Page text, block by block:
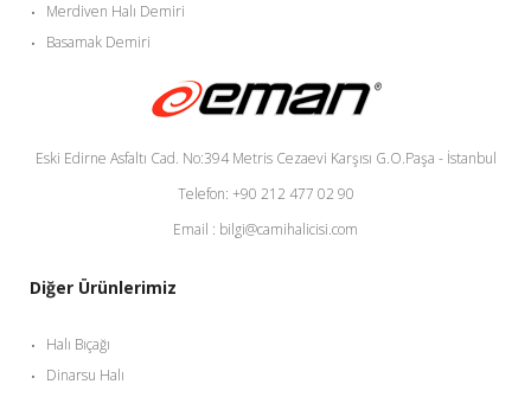
Merdiven Halı Demiri
Basamak Demiri
Eski Edirne Asfaltı Cad. No:394 Metris Cezaevi Karşısı G.O.Paşa - İstanbul
Telefon: +90 212 477 02 90
Email : bilgi@camihalicisi.com
Diğer Ürünlerimiz
Halı Bıçağı
Dinarsu Halı